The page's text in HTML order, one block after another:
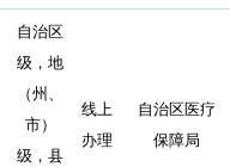
自治区
级，地
（州、
市）
级，县
线上
办理
自治区医疗
保障局